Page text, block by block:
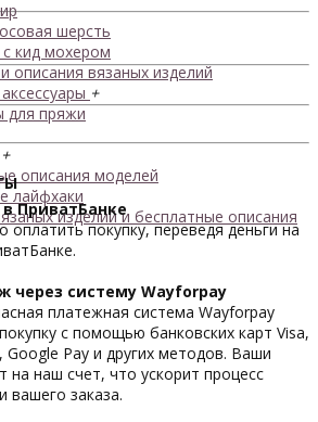
шерсть
кид мохером
описания вязаных изделий
+
для пряжи
+
описания моделей
лайфхаки
изделий и бесплатные описания
ПриватБанке
покупку, переведя деньги на
через систему Wayforpay
платежная система Wayforpay
с помощью банковских карт Visa,
Google Pay и других методов. Ваши
на наш счет, что ускорит процесс
вашего заказа.